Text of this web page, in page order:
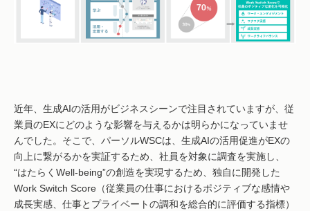
近年、生成AIの活用がビジネスシーンで注目されていますが、従
業員のEXにどのような影響を与えるかは明らかになっていませ
んでした。そこで、パーソルWSCは、生成AIの活用促進がEXの
向上に繋がるかを実証するため、社員を対象に調査を実施し、
“はたらくWell-being”の創造を実現するため、独自に開発した
Work Switch Score（従業員の仕事におけるポジティブな感情や
成長実感、仕事とプライベートの調和を総合的に評価する指標）